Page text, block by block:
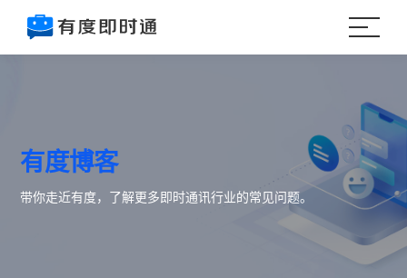
有度博客
带你走近有度，了解更多即时通讯行业的常见问题。